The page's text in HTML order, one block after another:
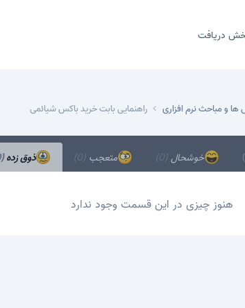
دریافت
ها و مباحث نرم افزاری راهنمایی بابت خرید باکس شیائمی
خوشحال (0) متعجب (0) ذوق زده(0)
هنوز چیزی در این قسمت وجود ندارد